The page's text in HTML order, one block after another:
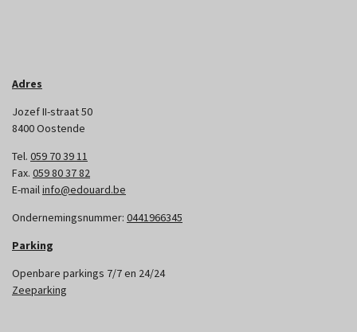
Adres
Jozef II-straat 50
8400 Oostende
Tel. 059 70 39 11
Fax. 059 80 37 82
E-mailinfo@edouard.be
Ondernemingsnummer: 0441966345
Parking
Openbare parkings 7/7 en 24/24
Zeeparking